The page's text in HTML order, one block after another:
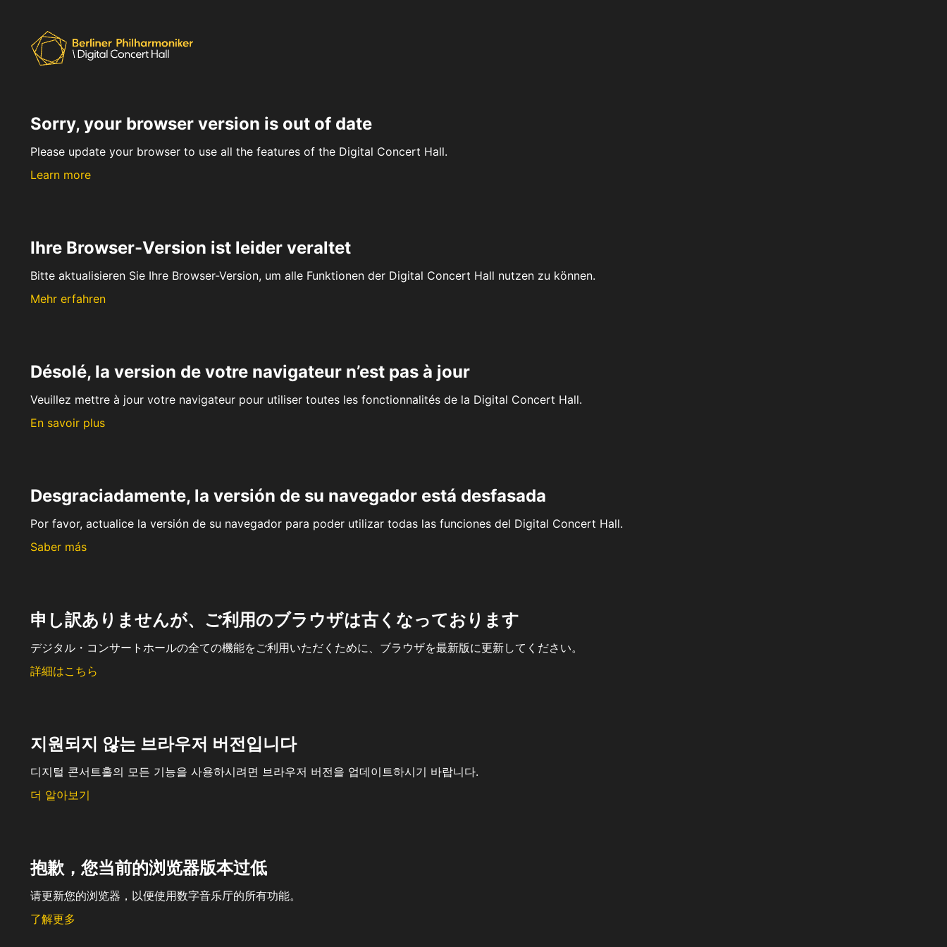
Sorry, your browser version is out of date
Please update your browser to use all the features of the Digital Concert Hall.
Learn more
Ihre Browser-Version ist leider veraltet
Bitte aktualisieren Sie Ihre Browser-Version, um alle Funktionen der Digital Concert Hall nutzen zu können.
Mehr erfahren
Désolé, la version de votre navigateur n’est pas à jour
Veuillez mettre à jour votre navigateur pour utiliser toutes les fonctionnalités de la Digital Concert Hall.
En savoir plus
Desgraciadamente, la versión de su navegador está desfasada
Por favor, actualice la versión de su navegador para poder utilizar todas las funciones del Digital Concert Hall.
Saber más
申し訳ありませんが、ご利用のブラウザは古くなっております
デジタル・コンサートホールの全ての機能をご利用いただくために、ブラウザを最新版に更新してください。
詳細はこちら
지원되지 않는 브라우저 버전입니다
디지털 콘서트홀의 모든 기능을 사용하시려면 브라우저 버전을 업데이트하시기 바랍니다.
더 알아보기
抱歉，您当前的浏览器版本过低
请更新您的浏览器，以便使用数字音乐厅的所有功能。
了解更多